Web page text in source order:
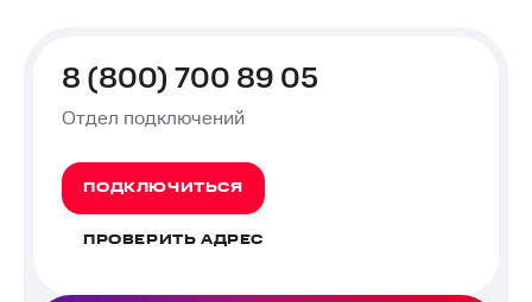
8 (800) 700 89 05
Отдел подключений
ПОДКЛЮЧИТЬСЯ
ПРОВЕРИТЬ АДРЕС